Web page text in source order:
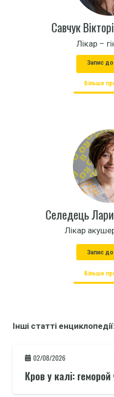
Савчук
Лікар –
Запис до
Більше
Селедець
Лікар
Запис до
Більше
Інші статті
02/08/2026
Кров у калі: